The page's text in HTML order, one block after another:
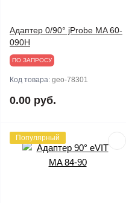
Адаптер 0/90° jProbe MA 60-
090Н
ПО ЗАПРОСУ
Код товара: geo-78301
0.00 руб.
Популярный